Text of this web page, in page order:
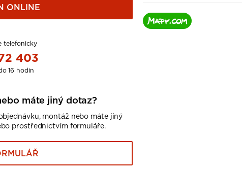
ONLINE
telefonicky
403
16 hodin
máte jiný dotaz?
montáž nebo máte jiný
prostřednictvím formuláře.